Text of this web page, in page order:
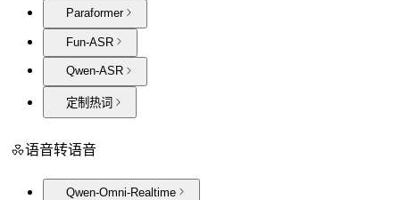
Paraformer
Fun-ASR
Qwen-ASR
定制热词
语音转语音
Qwen-Omni-Realtime